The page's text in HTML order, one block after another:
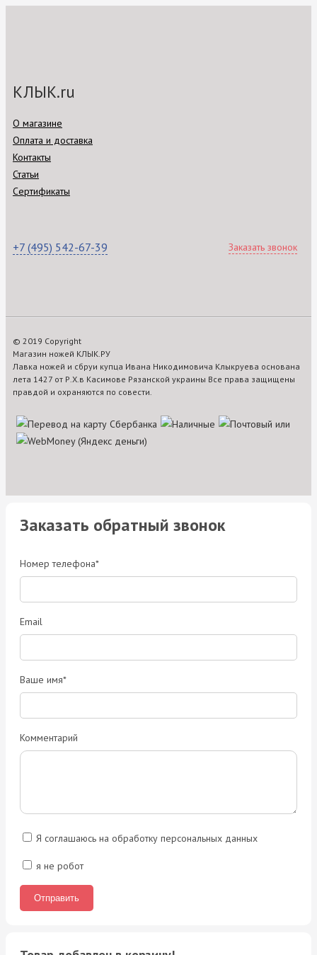
КЛЫК.ru
О магазине
Оплата и доставка
Контакты
Статьи
Сертификаты
+7 (495) 542-67-39 Заказать звонок
© 2019 Copyright
Магазин ножей КЛЫК.РУ
Лавка ножей и сбруи купца Ивана Никодимовича Клыкруева основана
лета 1427 от Р.Х.в Касимове Рязанской украины Все права защищены
правдой и охраняются по совести.
Заказать обратный звонок
Номер телефона*
Email
Ваше имя*
Комментарий
Я соглашаюсь на обработку персональных данных
я не робот